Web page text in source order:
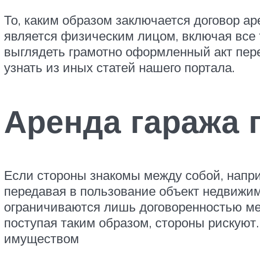
То, каким образом заключается договор
является физическим лицом, включая все
выглядеть грамотно оформленный акт
узнать из иных статей нашего портала.
Аренда гаража
Если стороны знакомы между собой,
передавая в пользование объект
ограничиваются лишь договоренностью
поступая таким образом, стороны
имуществом